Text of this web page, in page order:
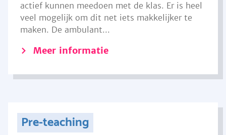
actief kunnen meedoen met de klas. Er is heel
veel mogelijk om dit net iets makkelijker te
maken. De ambulant...
Meer informatie
Pre-teaching